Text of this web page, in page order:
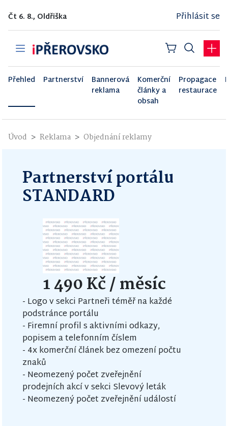
Čt 6. 8., Oldřiška Přihlásit se
Přehled Partnerství
Bannerová
reklama
Komerční
články a
obsah
Propagace
restaurace
Úvod Reklama Objednání reklamy
Partnerství portálu
STANDARD
1 490 Kč/ měsíc
- Logo v sekci Partneři téměř na každé
podstránce portálu
- Firemní profil s aktivními odkazy,
popisem a telefonním číslem
- 4x komerční článek bez omezení počtu
znaků
- Neomezený počet zveřejnění
prodejních akcí v sekci Slevový leták
- Neomezený počet zveřejnění událostí